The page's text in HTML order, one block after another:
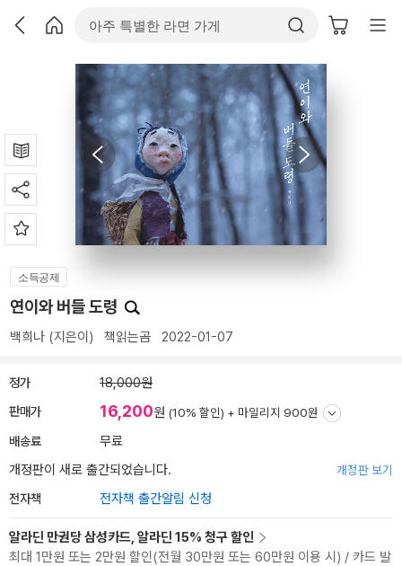
소득공제
연이와 버들 도령
백희나 (지은이) 책읽는곰 2022-01-07
정가 18,000원
판매가 16,200원 (10% 할인) + 마일리지 900원
배송료
무료
개정판이 새로 출간되었습니다.
개정판 보기
전자책 전자책 출간알림 신청
알라딘 만권당 삼성카드, 알라딘 15% 청구 할인
최대 1만원 또는 2만원 할인(전월 30만원 또는 60만원 이용 시) / 카드 발